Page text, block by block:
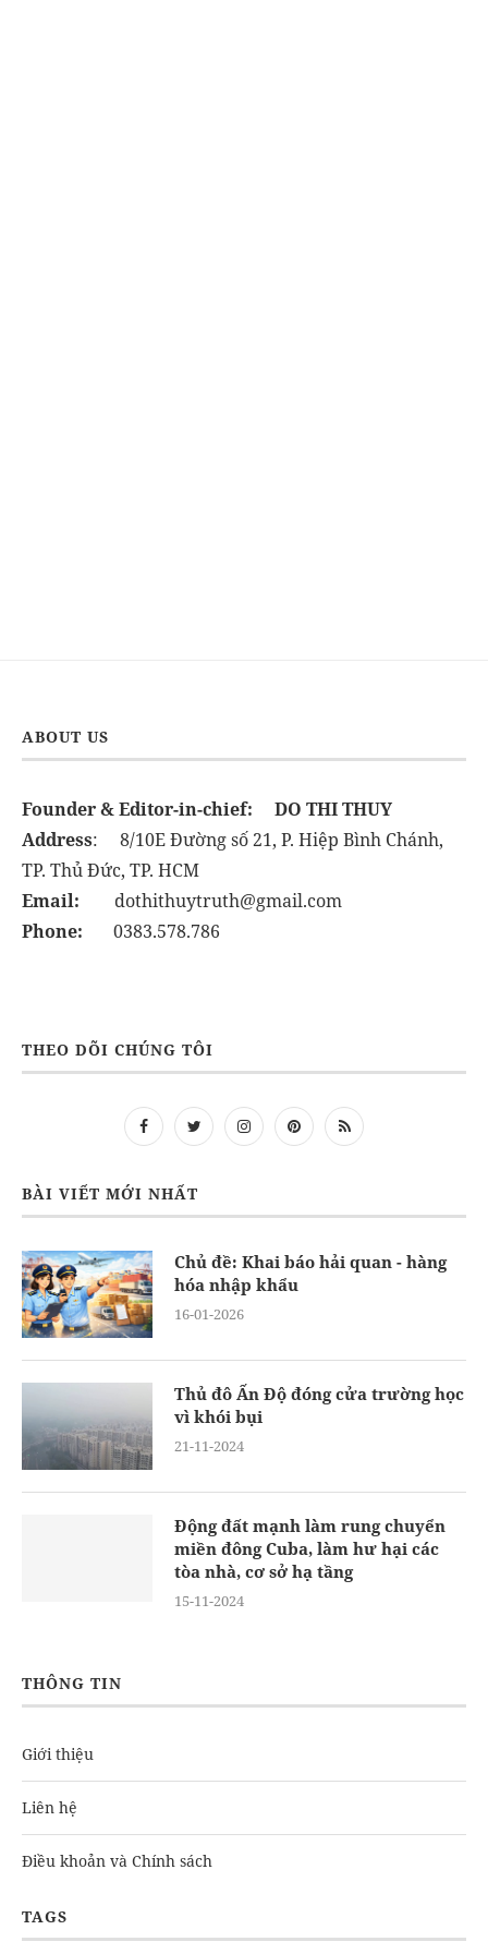
ABOUT US
Founder & Editor-in-chief:
DO THI THUY
Address: 8/10E Đường số 21, P. Hiệp Bình Chánh,
TP. Thủ Đức, TP. HCM
Email: dothithuytruth@gmail.com
Phone: 0383.578.786
THEO DÕI CHÚNG TÔI
BÀI VIẾT MỚI NHẤT
Chủ đề: Khai báo hải quan - hàng
hóa nhập khẩu
16-01-2026
Thủ đô Ấn Độ đóng cửa trường học
vì khói bụi
21-11-2024
Động đất mạnh làm rung chuyển
miền đông Cuba, làm hư hại các
tòa nhà, cơ sở hạ tầng
15-11-2024
THÔNG TIN
Giới thiệu
Liên hệ
Điều khoản và Chính sách
TAGS